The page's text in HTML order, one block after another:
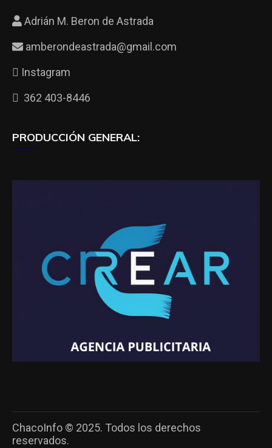
Adrián M. Beron de Astrada
amberondeastrada@gmail.com
Instagram
362 403-8446
PRODUCCIÓN GENERAL:
ChacoInfo © 2025. Todos los derechos
reservados.